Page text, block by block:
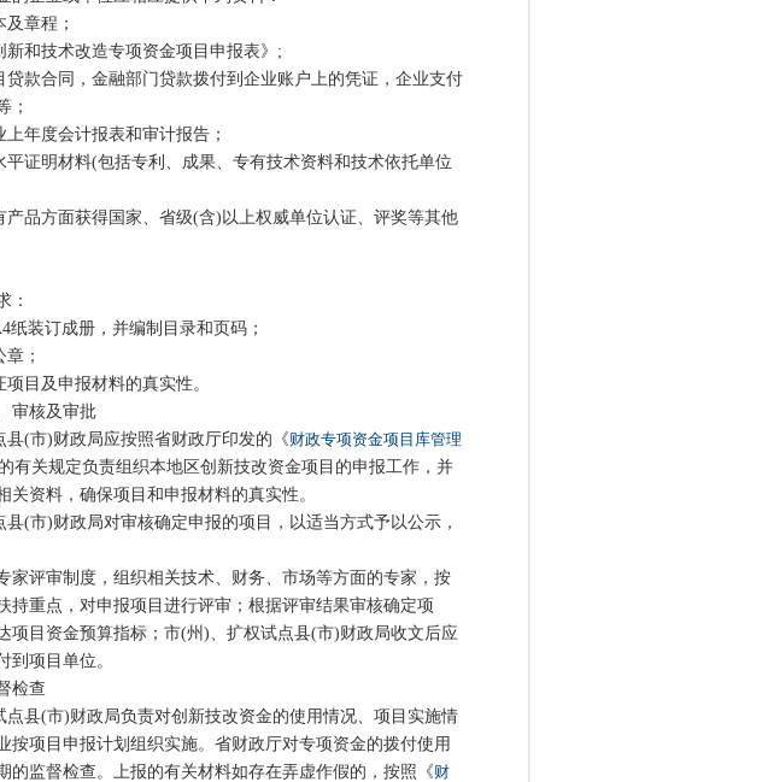
章程；
和技术改造专项资金项目申报表》;
合同，金融部门贷款拨付到企业账户上的凭证，企业支付
；
年度会计报表和审计报告；
明材料(包括专利、成果、专有技术资料和技术依托单位
方面获得国家、省级(含)以上权威单位认证、评奖等其他
装订成册，并编制目录和页码；
；
目及申报材料的真实性。
核及审批
市)财政局应按照省财政厅印发的《财政专项资金项目库管理
有关规定负责组织本地区创新技改资金项目的申报工作，并
关资料，确保项目和申报材料的真实性。
)财政局对审核确定申报的项目，以适当方式予以公示，
审制度，组织相关技术、财务、市场等方面的专家，按
持重点，对申报项目进行评审；根据评审结果审核确定项
项目资金预算指标；市(州)、扩权试点县(市)财政局收文后应
到项目单位。
检查
(市)财政局负责对创新技改资金的使用情况、项目实施情
按项目申报计划组织实施。省财政厅对专项资金的拨付使用
的监督检查。上报的有关材料如存在弄虚作假的，按照《财